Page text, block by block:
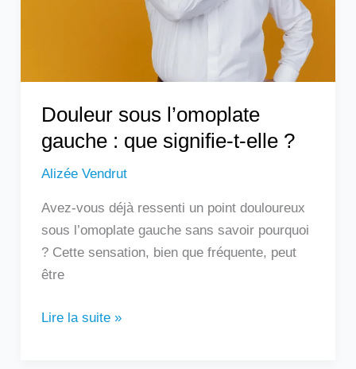
Douleur sous l’omoplate
gauche : que signifie-t-elle ?
Alizée Vendrut
Avez-vous déjà ressenti un point douloureux
sous l’omoplate gauche sans savoir pourquoi
? Cette sensation, bien que fréquente, peut
être
?
Lire la suite »